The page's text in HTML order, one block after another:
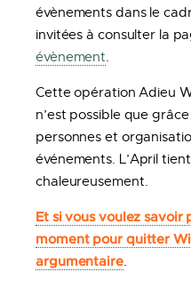
évènements dans le
invitées à consulter la
évènement.
Cette opération Adieu
n’est possible que
personnes et
événements. L’April
chaleureusement.
Et si vous voulez savoir
moment pour quitter
argumentaire.